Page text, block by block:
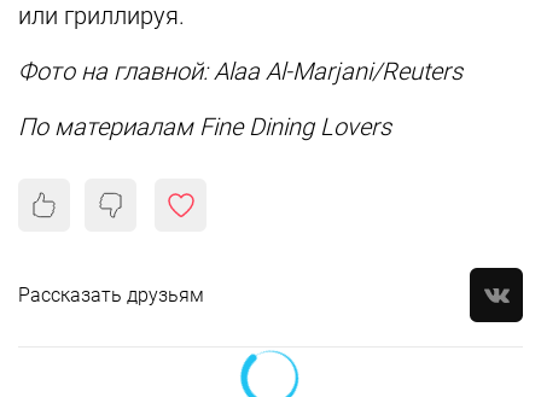
или гриллируя.
Фото на главной: Alaa Al-Marjani/Reuters
По материалам Fine Dining Lovers
Рассказать друзьям